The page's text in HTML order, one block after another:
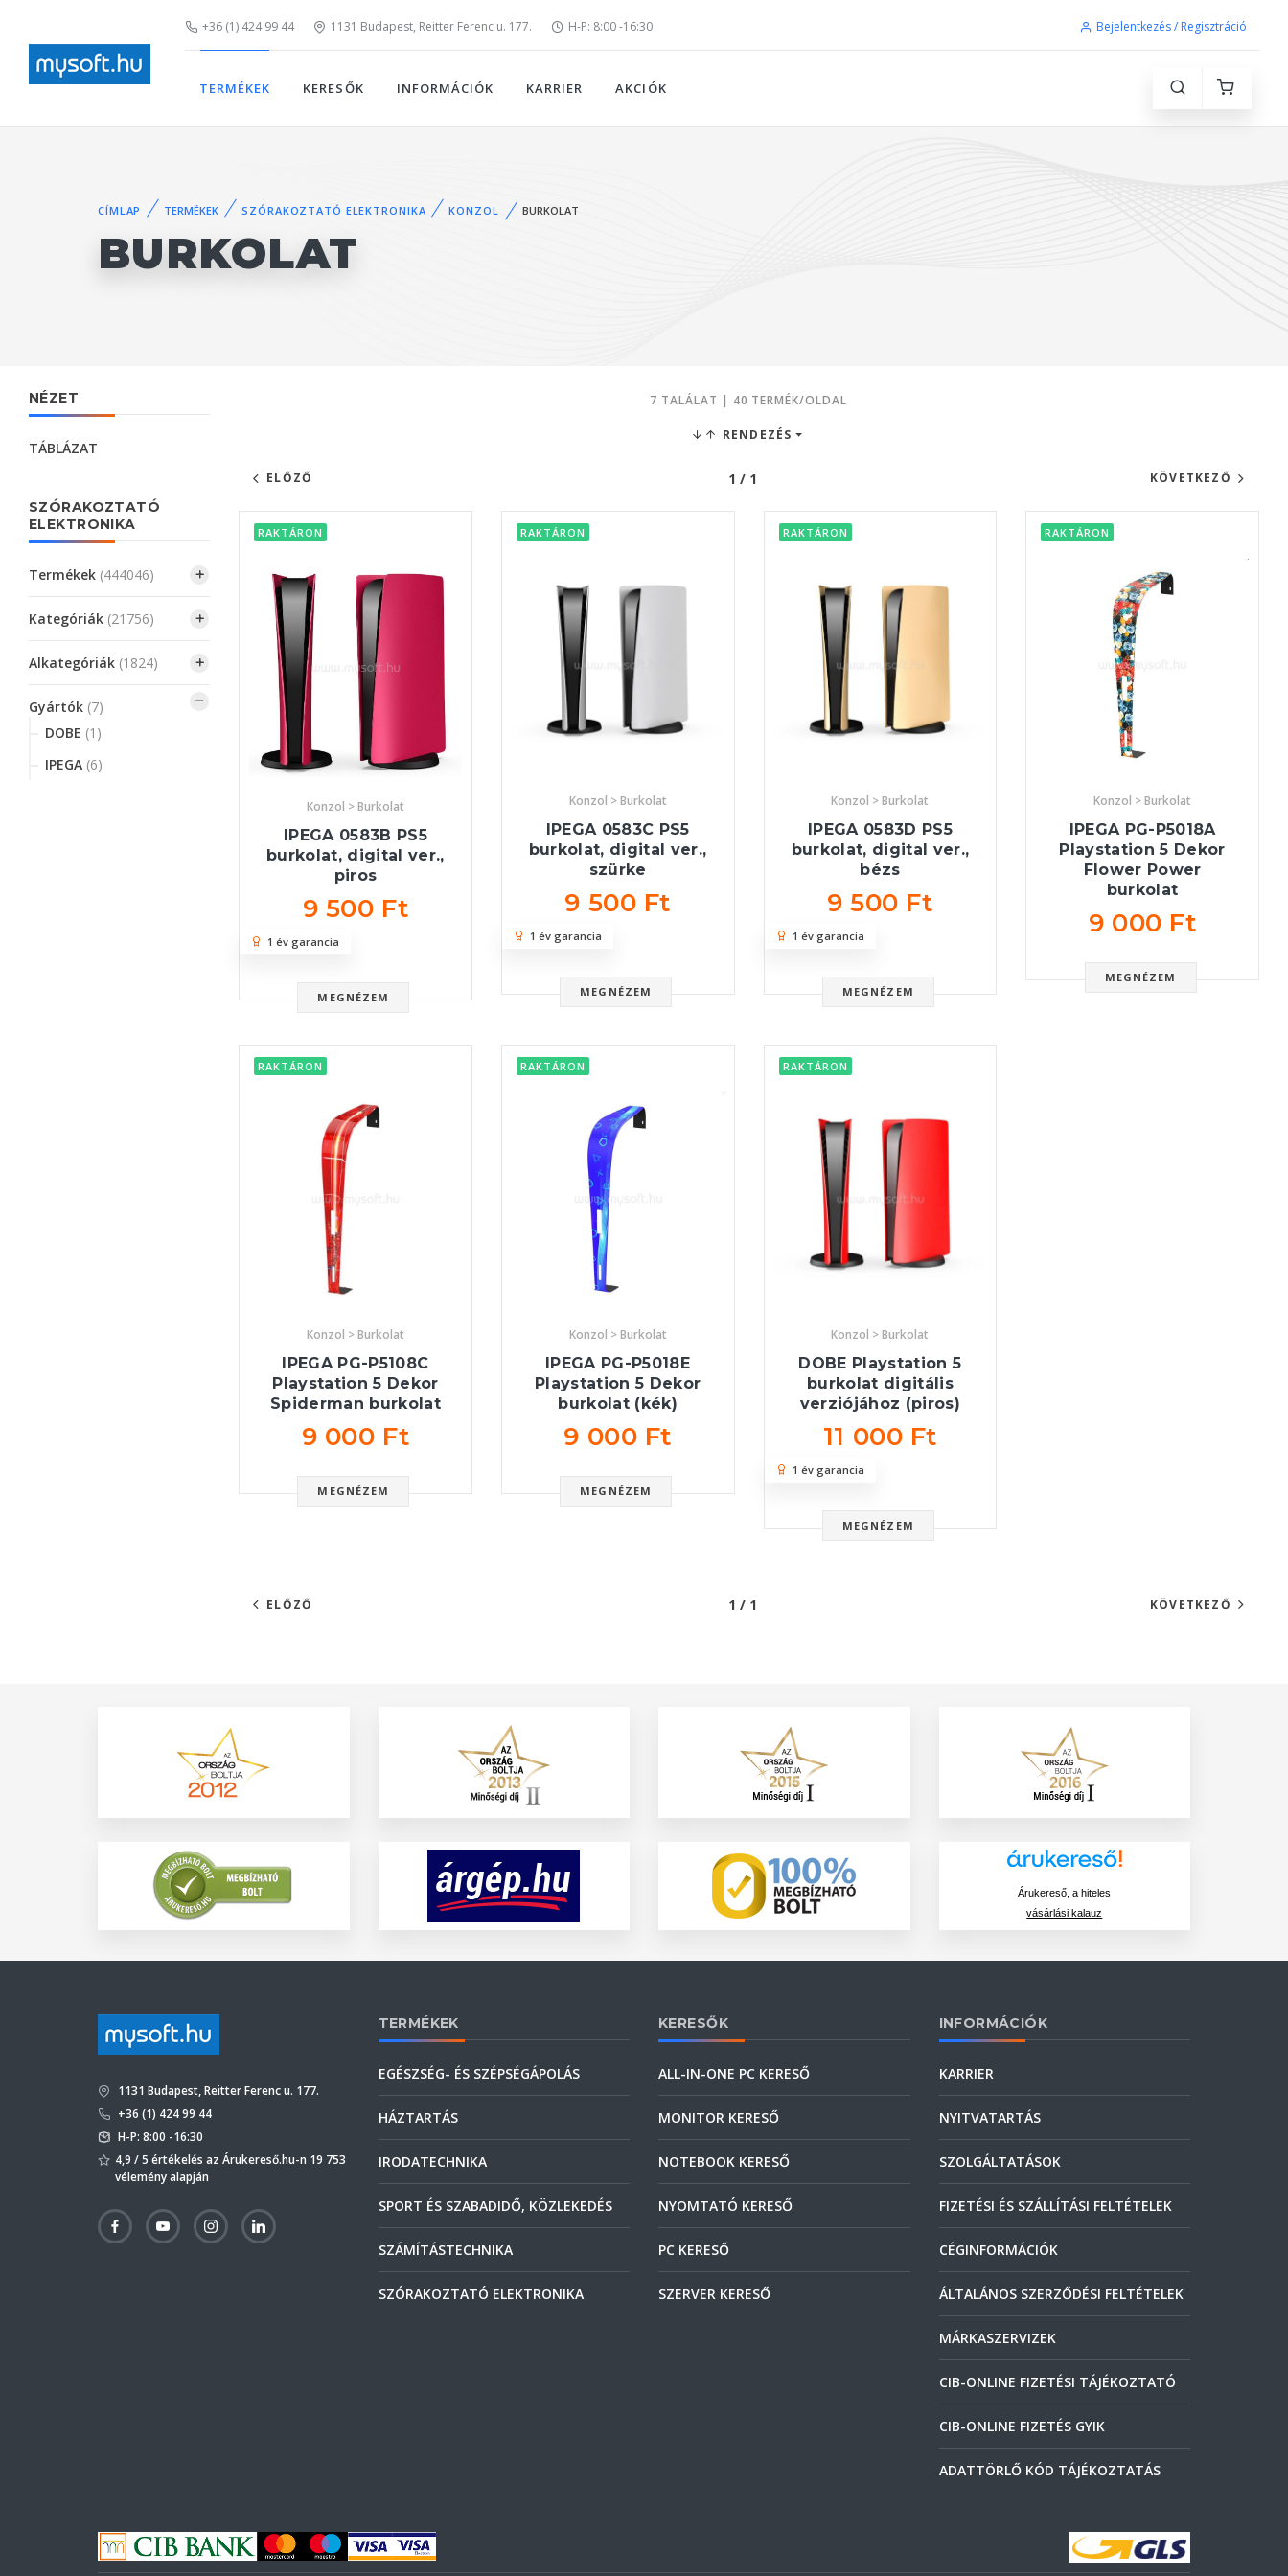
+36 (1) 424 99 44 1131 Budapest, Reitter Ferenc u. 177. H-P: 8:00 -16:30 Bejelentkezés / Regisztráció
TERMÉKEK KERESŐK INFORMÁCIÓK KARRIER AKCIÓK
CÍMLAP TERMÉKEK SZÓRAKOZTATÓ ELEKTRONIKA KONZOL BURKOLAT
BURKOLAT
NÉZET
TÁBLÁZAT
SZÓRAKOZTATÓ
ELEKTRONIKA
Termékek (444046)
Kategóriák (21756)
Alkategóriák (1824)
Gyártók (7)
DOBE (1)
IPEGA (6)
7 TALÁLAT | 40 TERMÉK/OLDAL
RENDEZÉS
ELŐZŐ 1 / 1 KÖVETKEZŐ
RAKTÁRON
Konzol > Burkolat
IPEGA 0583B PS5
burkolat, digital ver.,
piros
9 500 Ft
MEGNÉZEM
1 év garancia
RAKTÁRON
Konzol > Burkolat
IPEGA 0583C PS5
burkolat, digital ver.,
szürke
9 500 Ft
MEGNÉZEM
1 év garancia
RAKTÁRON
Konzol > Burkolat
IPEGA 0583D PS5
burkolat, digital ver.,
bézs
9 500 Ft
MEGNÉZEM
1 év garancia
RAKTÁRON
Konzol > Burkolat
IPEGA PG-P5018A
Playstation 5 Dekor
Flower Power
burkolat
9 000 Ft
MEGNÉZEM
RAKTÁRON
Konzol > Burkolat
IPEGA PG-P5108C
Playstation 5 Dekor
Spiderman burkolat
9 000 Ft
MEGNÉZEM
RAKTÁRON
Konzol > Burkolat
IPEGA PG-P5018E
Playstation 5 Dekor
burkolat (kék)
9 000 Ft
MEGNÉZEM
RAKTÁRON
Konzol > Burkolat
DOBE Playstation 5
burkolat digitális
verziójához (piros)
11 000 Ft
MEGNÉZEM
1 év garancia
ELŐZŐ 1 / 1 KÖVETKEZŐ
Árukereső, a hiteles
vásárlási kalauz
1131 Budapest, Reitter Ferenc u. 177.
+36 (1) 424 99 44
H-P: 8:00 -16:30
4,9 / 5 értékelés az Árukereső.hu-n 19 753
vélemény alapján
TERMÉKEK
EGÉSZSÉG- ÉS SZÉPSÉGÁPOLÁS
HÁZTARTÁS
IRODATECHNIKA
SPORT ÉS SZABADIDŐ, KÖZLEKEDÉS
SZÁMÍTÁSTECHNIKA
SZÓRAKOZTATÓ ELEKTRONIKA
KERESŐK
ALL-IN-ONE PC KERESŐ
MONITOR KERESŐ
NOTEBOOK KERESŐ
NYOMTATÓ KERESŐ
PC KERESŐ
SZERVER KERESŐ
INFORMÁCIÓK
KARRIER
NYITVATARTÁS
SZOLGÁLTATÁSOK
FIZETÉSI ÉS SZÁLLÍTÁSI FELTÉTELEK
CÉGINFORMÁCIÓK
ÁLTALÁNOS SZERZŐDÉSI FELTÉTELEK
MÁRKASZERVIZEK
CIB-ONLINE FIZETÉSI TÁJÉKOZTATÓ
CIB-ONLINE FIZETÉS GYIK
ADATTÖRLŐ KÓD TÁJÉKOZTATÁS